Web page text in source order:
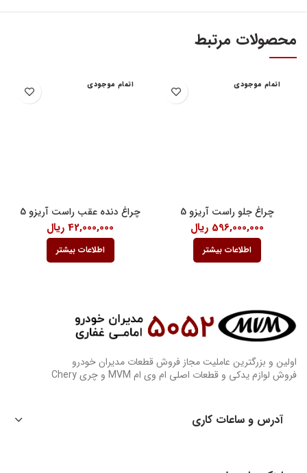
محصولات مرتبط
اتمام موجودی
چراغ جلو راست آریزو 5
596,000,000 ریال
اطلاعات بیشتر
اتمام موجودی
چراغ دنده عقب راست آریزو 5
42,000,000 ریال
اطلاعات بیشتر
اولین و بزرگترین عاملیت مجاز فروش قطعات مدیران خودرو
فروش لوازم یدکی و قطعات اصلی ام وی ام MVM و چری Chery
آدرس و ساعات کاری